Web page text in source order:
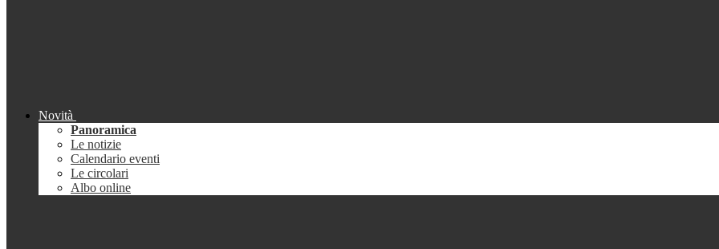
Novità
Panoramica
Le notizie
Calendario eventi
Le circolari
Albo online